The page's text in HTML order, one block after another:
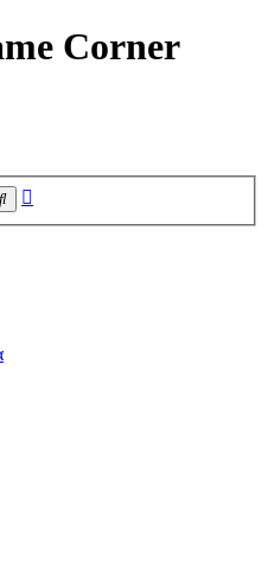
Corner
Αναζήτηση